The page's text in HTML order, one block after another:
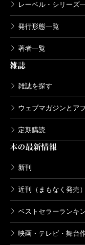
レーベル・シリーズ
発行形態一覧
著者一覧
雑誌
雑誌を探す
ウェブマガジンとア
定期購読
本の最新情報
新刊
近刊（まもなく発売）
ベストセラーランキ
映画・テレビ・舞台